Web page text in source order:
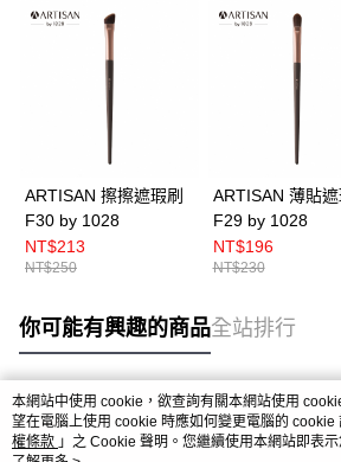
ARTISAN 擦擦遮瑕刷
F30 by 1028
NT$213
NT$250
ARTISAN 薄貼遮
F29 by 1028
NT$196
NT$230
你可能有興趣的商品全站排行
熱門標籤
本網站中使用 cookie，欲查詢有關本網站使用
望在電腦上使用 cookie 時應如何變更電腦的 cookie
權條款 」之 Cookie 聲明。您繼續使用本網站即表